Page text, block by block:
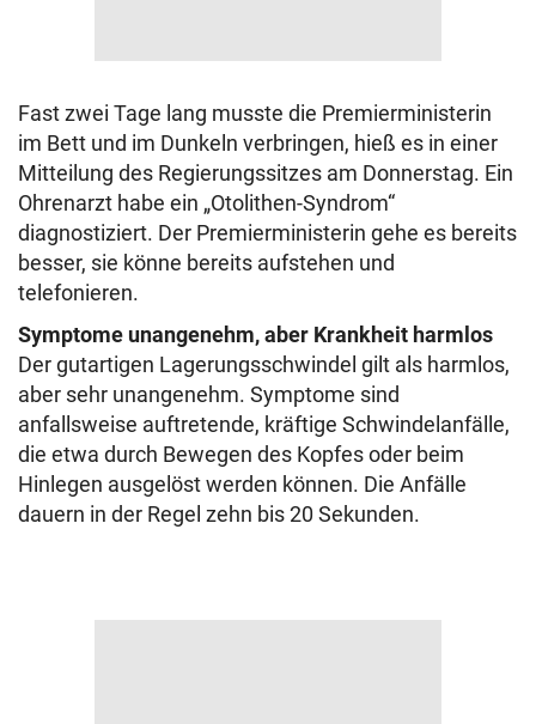
Fast zwei Tage lang musste die Premierministerin
im Bett und im Dunkeln verbringen, hieß es in einer
Mitteilung des Regierungssitzes am Donnerstag. Ein
Ohrenarzt habe ein „Otolithen-Syndrom“
diagnostiziert. Der Premierministerin gehe es bereits
besser, sie könne bereits aufstehen und
telefonieren.
Symptome unangenehm, aber Krankheit harmlos
Der gutartigen Lagerungsschwindel gilt als harmlos,
aber sehr unangenehm. Symptome sind
anfallsweise auftretende, kräftige Schwindelanfälle,
die etwa durch Bewegen des Kopfes oder beim
Hinlegen ausgelöst werden können. Die Anfälle
dauern in der Regel zehn bis 20 Sekunden.